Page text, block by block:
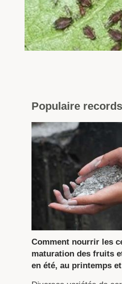
Populairerecords
Comment nourrir les
maturation des fruits
en été, au printemps